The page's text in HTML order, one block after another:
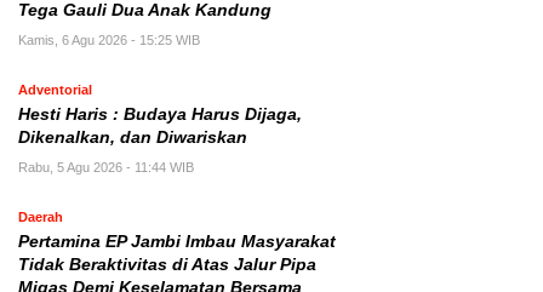
Tega Gauli Dua Anak Kandung
Kamis, 6 Agu 2026 - 15:25 WIB
Adventorial
Hesti Haris : Budaya Harus Dijaga,
Dikenalkan, dan Diwariskan
Rabu, 5 Agu 2026 - 11:44 WIB
Daerah
Pertamina EP Jambi Imbau Masyarakat
Tidak Beraktivitas di Atas Jalur Pipa
Migas Demi Keselamatan Bersama